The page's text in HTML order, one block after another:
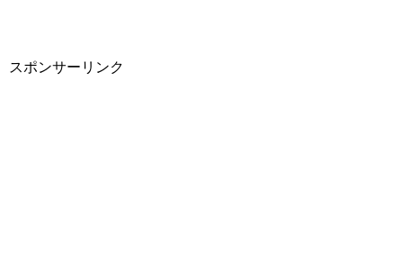
スポンサーリンク